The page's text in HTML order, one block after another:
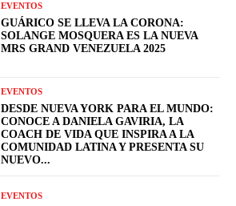
EVENTOS
GUÁRICO SE LLEVA LA CORONA:
SOLANGE MOSQUERA ES LA NUEVA
MRS GRAND VENEZUELA 2025
EVENTOS
DESDE NUEVA YORK PARA EL MUNDO:
CONOCE A DANIELA GAVIRIA, LA
COACH DE VIDA QUE INSPIRA A LA
COMUNIDAD LATINA Y PRESENTA SU
NUEVO...
EVENTOS